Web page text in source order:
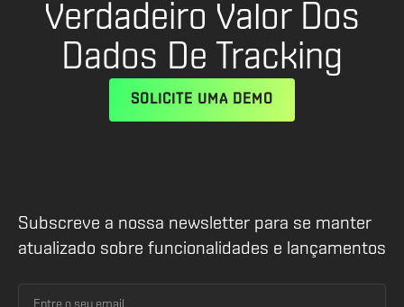
Verdadeiro Valor Dos
Dados De Tracking
SOLICITE UMA DEMO
Subscreve a nossa newsletter para se manter
atualizado sobre funcionalidades e lançamentos